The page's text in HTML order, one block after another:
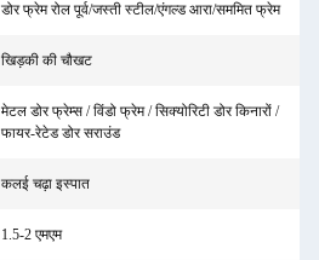
डोर फ्रेम रोल पूर्व/जस्ती स्टील/एंगल्ड आरा/सममित फ्रेम
खिड़की की चौखट
मेटल डोर फ्रेम्स / विंडो फ्रेम / सिक्योरिटी डोर किनारों /
फायर-रेटेड डोर सराउंड
कलई चढ़ा इस्पात
1.5-2 एमएम